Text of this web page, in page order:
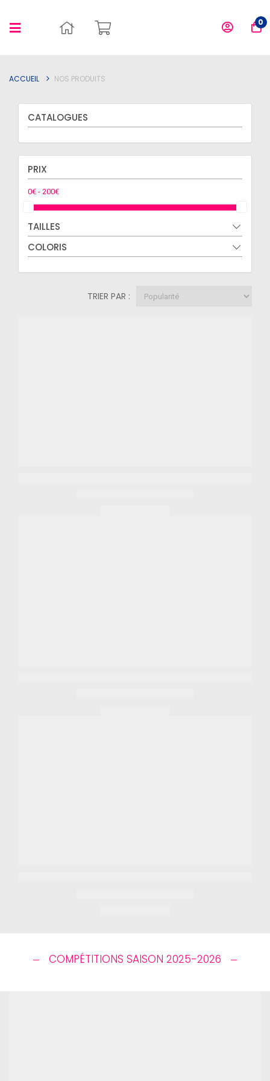
0
ACCUEIL NOS PRODUITS
CATALOGUES
PRIX
TAILLES
COLORIS
TRIER PAR :
COMPÉTITIONS SAISON 2025-2026